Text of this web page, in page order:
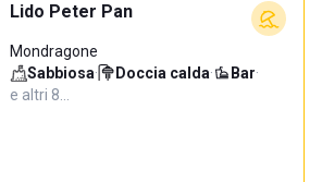
Lido Peter Pan
Mondragone
Sabbiosa· Doccia calda· Bar·
e altri 8…